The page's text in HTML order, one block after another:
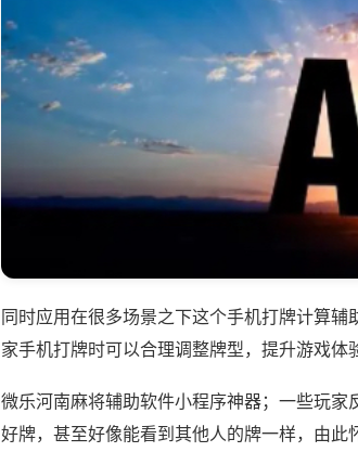
同时应用在很多场景之下这个手机打牌计算
家手机打牌时可以合理调整牌型，提升游戏体
微乐河南麻将辅助软件小程序神器；一些玩
好牌，甚至好像能看到其他人的牌一样，由